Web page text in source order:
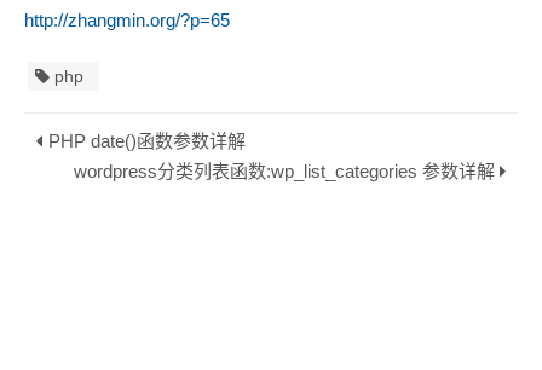
http://zhangmin.org/?p=65
php
PHP date()函数参数详解
wordpress分类列表函数:wp_list_categories 参数详解